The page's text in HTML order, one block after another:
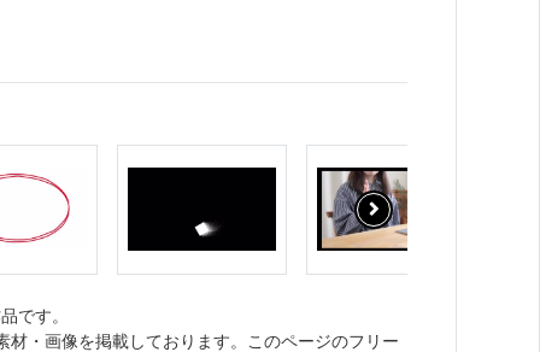
です。
・画像を掲載しております。このページのフリー